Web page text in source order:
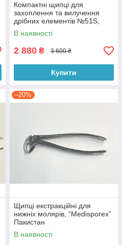
Компактні щипці для
захоплення та вилучення
дрібних елементів №51S,
Італія
В наявності
2 880 ₴ 3 600 ₴
Купити
–20%
Щипці екстракційні для
нижніх молярів, “Medisporex”
Пакистан
В наявності